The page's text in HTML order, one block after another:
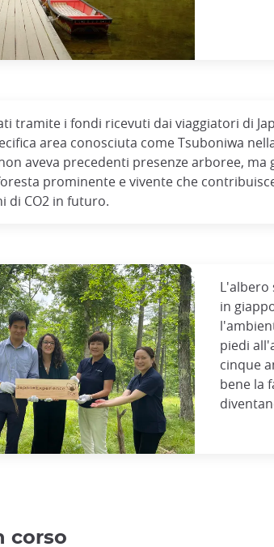
tramite i fondi ricevuti dai viaggiatori di
area conosciuta come Tsuboniwa
aveva precedenti presenze arboree, ma
prominente e vivente che
di CO2 in futuro.
L'albero
in
piedi
cinque
bene la
corso